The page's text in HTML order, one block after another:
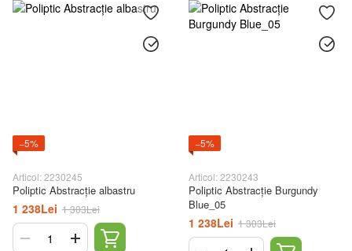
−5%
Articol: 2230245
Poliptic Abstracție albastru
1 238Lei 1 303Lei
−5%
Articol: 2230243
Poliptic Abstracție Burgundy
Blue_05
1 238Lei 1 303Lei